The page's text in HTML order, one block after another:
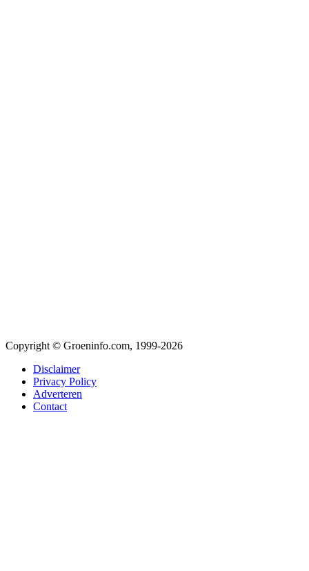
Copyright © Groeninfo.com, 1999-2026
Disclaimer
Privacy Policy
Adverteren
Contact